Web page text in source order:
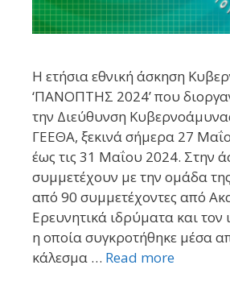
Η ετήσια εθνική άσκηση
‘ΠΑΝΟΠΤΗΣ 2024’ που
την Διεύθυνση
ΓΕΕΘΑ, ξεκινά σήμερα 27
έως τις 31 Μαΐου 2024. Στην
συμμετέχουν με την ομάδα
από 90 συμμετέχοντες από
Ερευνητικά ιδρύματα και τον
η οποία συγκροτήθηκε μέσα
κάλεσμα … Read more